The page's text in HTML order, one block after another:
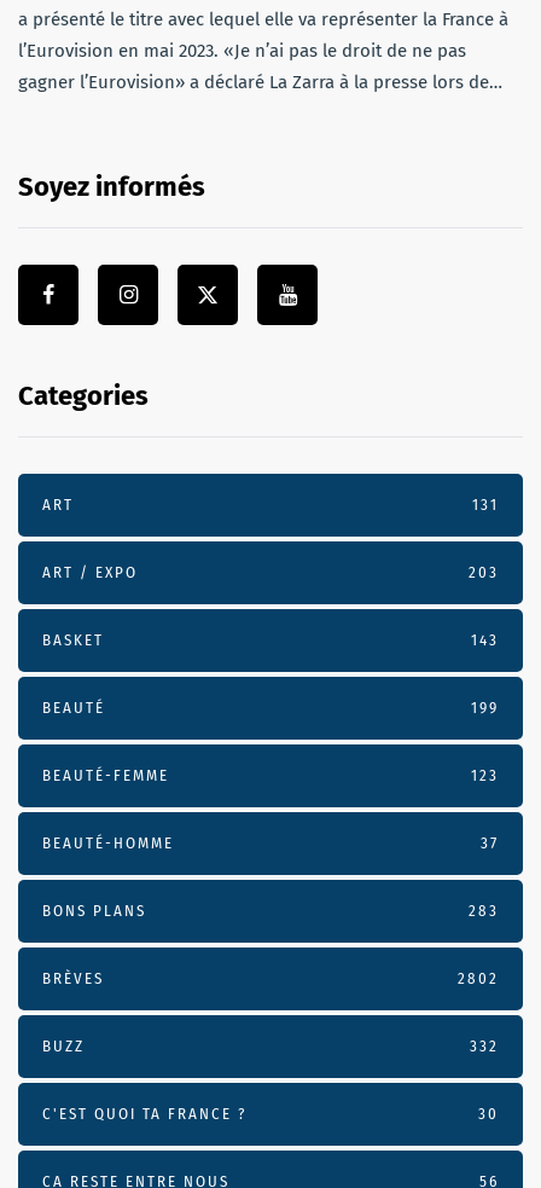
a présenté le titre avec lequel elle va représenter la France à
l’Eurovision en mai 2023. «Je n’ai pas le droit de ne pas
gagner l’Eurovision» a déclaré La Zarra à la presse lors de…
Soyez informés
Categories
ART 131
ART / EXPO 203
BASKET 143
BEAUTÉ 199
BEAUTÉ-FEMME 123
BEAUTÉ-HOMME 37
BONS PLANS 283
BRÈVES 2802
BUZZ 332
C'EST QUOI TA FRANCE ? 30
CA RESTE ENTRE NOUS 56